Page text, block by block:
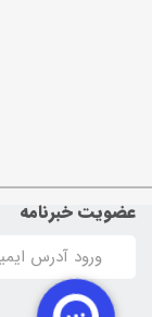
عضویت خبرنامه